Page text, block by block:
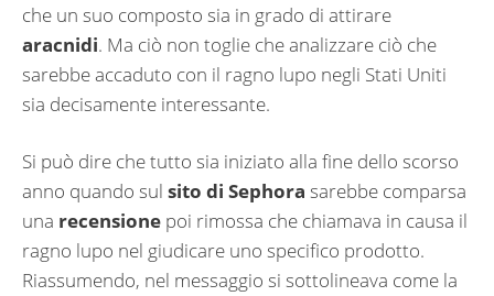
che un suo composto sia in grado di attirare
aracnidi. Ma ciò non toglie che analizzare ciò che
sarebbe accaduto con il ragno lupo negli Stati Uniti
sia decisamente interessante.
Si può dire che tutto sia iniziato alla fine dello scorso
anno quando sul sito di Sephora sarebbe comparsa
una recensione poi rimossa che chiamava in causa il
ragno lupo nel giudicare uno specifico prodotto.
Riassumendo, nel messaggio si sottolineava come la